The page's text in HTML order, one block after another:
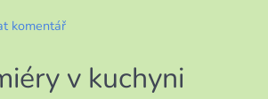
komentář
je
v kuchyni